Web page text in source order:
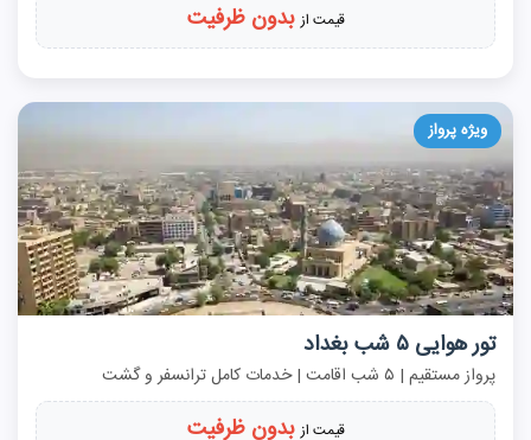
قیمت از بدون ظرفیت
ویژه پرواز
تور هوایی ۵ شب بغداد
پرواز مستقیم | ۵ شب اقامت | خدمات کامل ترانسفر و گشت
قیمت از بدون ظرفیت